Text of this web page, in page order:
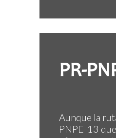
PR-
Aunque la
PNPE-13